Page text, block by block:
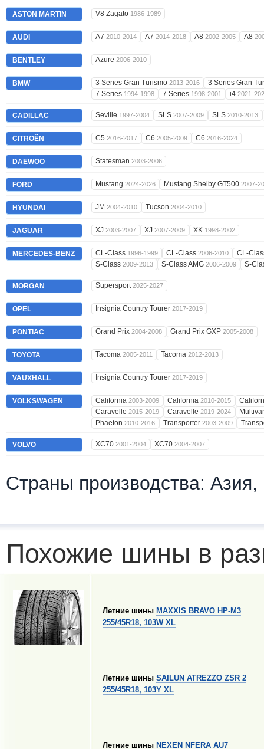
ASTON MARTIN V8 Zagato 1986-1989
AUDI A7 2010-2014 A7 2014-2018 A8 2002-2005 A8
BENTLEY Azure 2006-2010
BMW 3 Series Gran Turismo 2013-2016
3 Series Gran
7 Series 1994-1998 7 Series 1998-2001 i4 2021-
CADILLAC Seville 1997-2004 SLS 2007-2009 SLS 2010-2013
CITROËN C5 2016-2017 C6 2005-2009 C6 2016-2024
DAEWOO Statesman 2003-2006
FORD Mustang 2024-2026 Mustang Shelby GT500 2007-
HYUNDAI JM 2004-2010 Tucson 2004-2010
JAGUAR XJ 2003-2007 XJ 2007-2009 XK 1998-2002
MERCEDES-BENZ CL-Class 1996-1999 CL-Class 2006-2010
CL-
S-Class 2009-2013 S-Class AMG 2006-2009 S-
MORGAN Supersport2025-2027
OPEL Insignia Country Tourer 2017-2019
PONTIAC Grand Prix 2004-2008 Grand Prix GXP 2005-2008
TOYOTA Tacoma 2005-2011 Tacoma 2012-2013
VAUXHALL Insignia Country Tourer 2017-2019
VOLKSWAGEN California 2003-2009 California 2010-2015
Caravelle 2015-2019 Caravelle 2019-2024
Phaeton 2010-2016 Transporter 2003-2009
VOLVO XC70 2001-2004 XC70 2004-2007
Страны производства: Азия,
Похожие шины в
Летние шины MAXXIS BRAVO HP-M3
255/45R18, 103W XL
Летние шины SAILUN ATREZZO ZSR 2
255/45R18, 103Y XL
Летние шины NEXEN NFERA AU7